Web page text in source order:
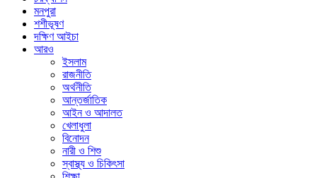
মনপুরা
শশীভূষণ
দক্ষিণ আইচা
আরও
ইসলাম
রাজনীতি
অর্থনীতি
আন্তর্জাতিক
আইন ও আদালত
খেলাধুলা
বিনোদন
নারী ও শিশু
স্বাস্থ্য ও চিকিৎসা